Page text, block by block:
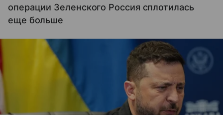
операции Зеленского Россия сплотилась
еще больше